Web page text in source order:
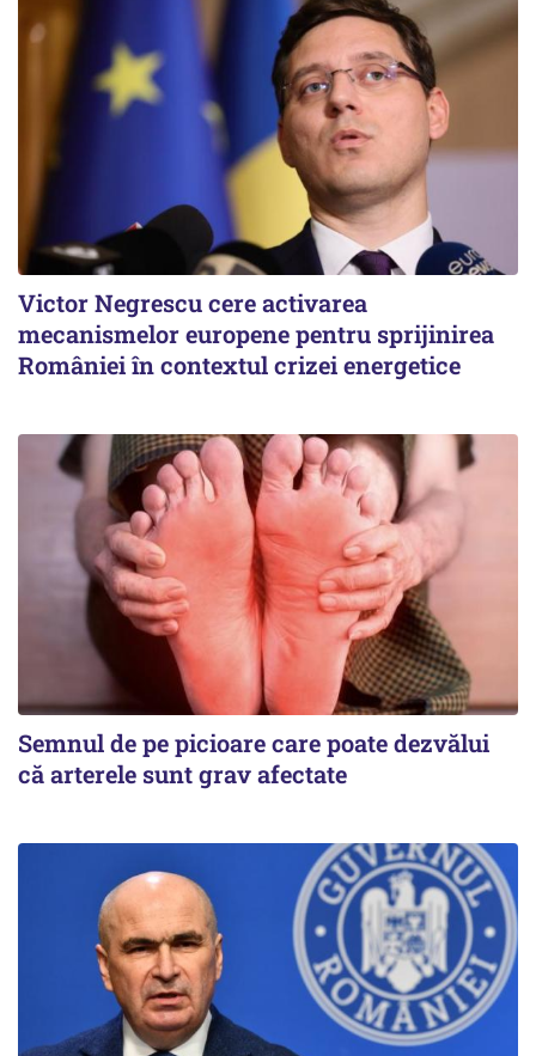
Victor Negrescu cere activarea
mecanismelor europene pentru sprijinirea
României în contextul crizei energetice
Semnul de pe picioare care poate dezvălui
că arterele sunt grav afectate